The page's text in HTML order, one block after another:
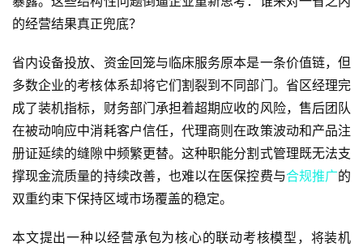
的经营结果真正兜底？
省内设备投放、资金回笼与临床服务原本是一条价值链，但
多数企业的考核体系却将它们割裂到不同部门。省区经理完
成了装机指标，财务部门承担着超期应收的风险，售后团队
在被动响应中消耗客户信任，代理商则在政策波动和产品注
册证延续的缝隙中频繁更替。这种职能分割式管理既无法支
撑现金流质量的持续改善，也难以在医保控费与合规推广的
双重约束下保持区域市场覆盖的稳定。
本文提出一种以经营承包为核心的联动考核模型，将装机